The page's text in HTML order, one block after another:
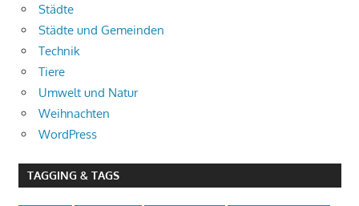
Städte
Städte und Gemeinden
Technik
Tiere
Umwelt und Natur
Weihnachten
WordPress
TAGGING & TAGS